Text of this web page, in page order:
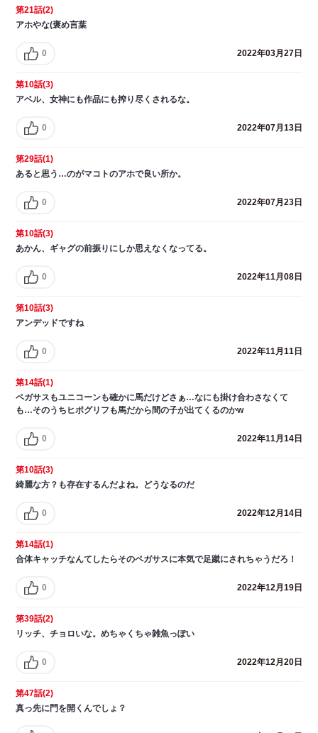
第21話(2)
アホやな(褒め言葉
0 2022年03月27日
第10話(3)
アベル、女神にも作品にも搾り尽くされるな。
0 2022年07月13日
第29話(1)
あると思う…のがマコトのアホで良い所か。
0 2022年07月23日
第10話(3)
あかん、ギャグの前振りにしか思えなくなってる。
0 2022年11月08日
第10話(3)
アンデッドですね
0 2022年11月11日
第14話(1)
ペガサスもユニコーンも確かに馬だけどさぁ…なにも掛け合わさなくて
も…そのうちヒポグリフも馬だから間の子が出てくるのかw
0 2022年11月14日
第10話(3)
綺麗な方？も存在するんだよね。どうなるのだ
0 2022年12月14日
第14話(1)
合体キャッチなんてしたらそのペガサスに本気で足蹴にされちゃうだろ！
0 2022年12月19日
第39話(2)
リッチ、チョロいな。めちゃくちゃ雑魚っぽい
0 2022年12月20日
第47話(2)
真っ先に門を開くんでしょ？